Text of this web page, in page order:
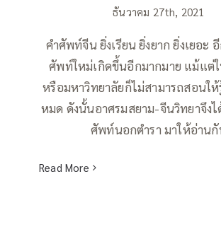
ธันวาคม 27th, 2021
คำศัพท์จีน ยิ่งเรียน ยิ่งยาก ยิ่งเยอะ
ศัพท์ใหม่เกิดขึ้นอีกมากมาย แม้แต่ใ
หรือมหาวิทยาลัยก็ไม่สามารถสอนใ
หมด ดังนั้นอาศรมสยาม-จีนวิทยาจึงไ
ศัพท์นอกตำรา มาให้อ่าน
Read More